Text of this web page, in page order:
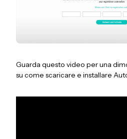
Guarda questo video per una
su come scaricare e installare